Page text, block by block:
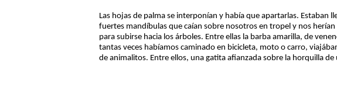
Las hojas de palma se interponían y había que apartarlas.
fuertes mandíbulas que caían sobre nosotros en tropel y nos
para subirse hacia los árboles. Entre ellas la barba amarilla, de
tantas veces habíamos caminado en bicicleta, moto o carro,
de animalitos. Entre ellos, una gatita afianzada sobre la horquilla